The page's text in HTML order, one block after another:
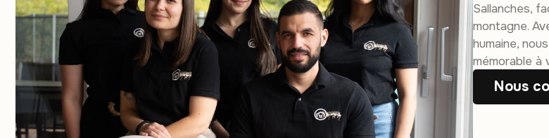
Sallanches,
montagne.
humaine,
mémorable à
Nous